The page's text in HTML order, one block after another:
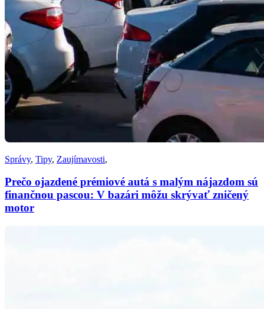
Správy, Tipy, Zaujímavosti,
Prečo ojazdené prémiové autá s malým nájazdom sú
finančnou pascou: V bazári môžu skrývať zničený
motor